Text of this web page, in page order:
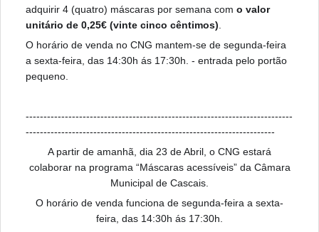
adquirir 4 (quatro) máscaras por semana com o valor
unitário de 0,25€ (vinte cinco cêntimos)
O horário de venda no CNG mantem-se de segunda-feira
a sexta-feira, das 14:30h ás 17:30h. - entrada pelo portão
pequeno.
---------------------------------------------------------------------------
----------------------------------------------------------------------
A partir de amanhã, dia 23 de Abril, o CNG estará
colaborar na programa “Máscaras acessíveis” da Câmara
Municipal de Cascais.
O horário de venda funciona de segunda-feira a sexta-
feira, das 14:30h ás 17:30h.